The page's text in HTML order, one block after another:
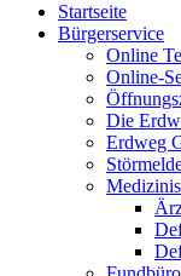
Startseite
Bürgerservice
Online
Online-
Die
Erdweg